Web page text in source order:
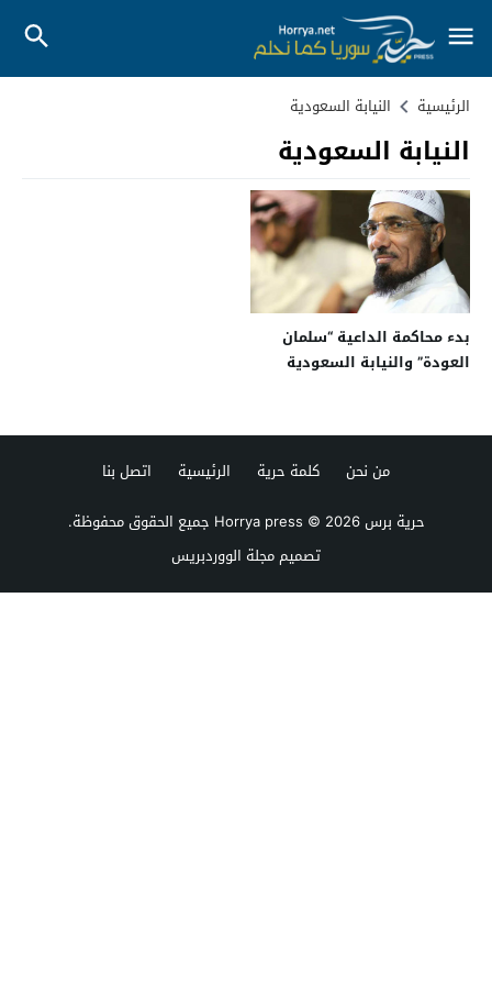
الرئيسية النيابة السعودية
النيابة السعودية
بدء محاكمة الداعية “سلمان
العودة” والنيابة السعودية
من نحن كلمة حرية الرئيسية
اتصل بنا
حرية برس Horrya press© 2026 جميع الحقوق محفوظة.
تصميممجلة الووردبريس